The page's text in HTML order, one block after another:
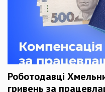
Роботодавці
гривень за